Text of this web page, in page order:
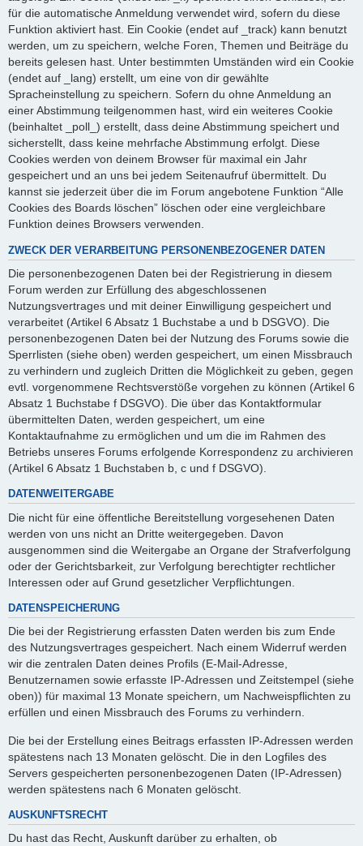
für die automatische Anmeldung verwendet wird, sofern du diese
Funktion aktiviert hast. Ein Cookie (endet auf _track) kann benutzt
werden, um zu speichern, welche Foren, Themen und Beiträge du
bereits gelesen hast. Unter bestimmten Umständen wird ein Cookie
(endet auf _lang) erstellt, um eine von dir gewählte
Spracheinstellung zu speichern. Sofern du ohne Anmeldung an
einer Abstimmung teilgenommen hast, wird ein weiteres Cookie
(beinhaltet _poll_) erstellt, dass deine Abstimmung speichert und
sicherstellt, dass keine mehrfache Abstimmung erfolgt. Diese
Cookies werden von deinem Browser für maximal ein Jahr
gespeichert und an uns bei jedem Seitenaufruf übermittelt. Du
kannst sie jederzeit über die im Forum angebotene Funktion “Alle
Cookies des Boards löschen” löschen oder eine vergleichbare
Funktion deines Browsers verwenden.
ZWECK DER VERARBEITUNG PERSONENBEZOGENER DATEN
Die personenbezogenen Daten bei der Registrierung in diesem
Forum werden zur Erfüllung des abgeschlossenen
Nutzungsvertrages und mit deiner Einwilligung gespeichert und
verarbeitet (Artikel 6 Absatz 1 Buchstabe a und b DSGVO). Die
personenbezogenen Daten bei der Nutzung des Forums sowie die
Sperrlisten (siehe oben) werden gespeichert, um einen Missbrauch
zu verhindern und zugleich Dritten die Möglichkeit zu geben, gegen
evtl. vorgenommene Rechtsverstöße vorgehen zu können (Artikel 6
Absatz 1 Buchstabe f DSGVO). Die über das Kontaktformular
übermittelten Daten, werden gespeichert, um eine
Kontaktaufnahme zu ermöglichen und um die im Rahmen des
Betriebs unseres Forums erfolgende Korrespondenz zu archivieren
(Artikel 6 Absatz 1 Buchstaben b, c und f DSGVO).
DATENWEITERGABE
Die nicht für eine öffentliche Bereitstellung vorgesehenen Daten
werden von uns nicht an Dritte weitergegeben. Davon
ausgenommen sind die Weitergabe an Organe der Strafverfolgung
oder der Gerichtsbarkeit, zur Verfolgung berechtigter rechtlicher
Interessen oder auf Grund gesetzlicher Verpflichtungen.
DATENSPEICHERUNG
Die bei der Registrierung erfassten Daten werden bis zum Ende
des Nutzungsvertrages gespeichert. Nach einem Widerruf werden
wir die zentralen Daten deines Profils (E-Mail-Adresse,
Benutzernamen sowie erfasste IP-Adressen und Zeitstempel (siehe
oben)) für maximal 13 Monate speichern, um Nachweispflichten zu
erfüllen und einen Missbrauch des Forums zu verhindern.
Die bei der Erstellung eines Beitrags erfassten IP-Adressen werden
spätestens nach 13 Monaten gelöscht. Die in den Logfiles des
Servers gespeicherten personenbezogenen Daten (IP-Adressen)
werden spätestens nach 6 Monaten gelöscht.
AUSKUNFTSRECHT
Du hast das Recht, Auskunft darüber zu erhalten, ob